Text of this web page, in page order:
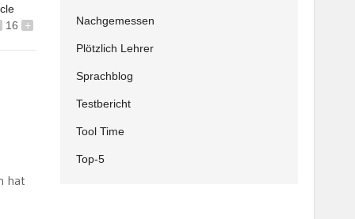
16
+
hat
Nachgemessen
Plötzlich Lehrer
Sprachblog
Testbericht
Tool Time
Top-5